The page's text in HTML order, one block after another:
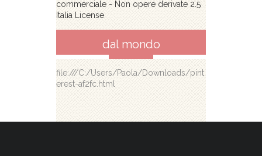
commerciale - Non opere derivate 2.5
Italia License.
dal mondo
file:///C:/Users/Paola/Downloads/pint
erest-af2fc.html